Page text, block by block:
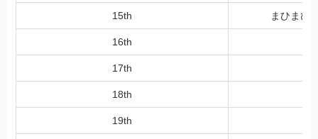
15th まひまひ
16th
17th
18th
19th